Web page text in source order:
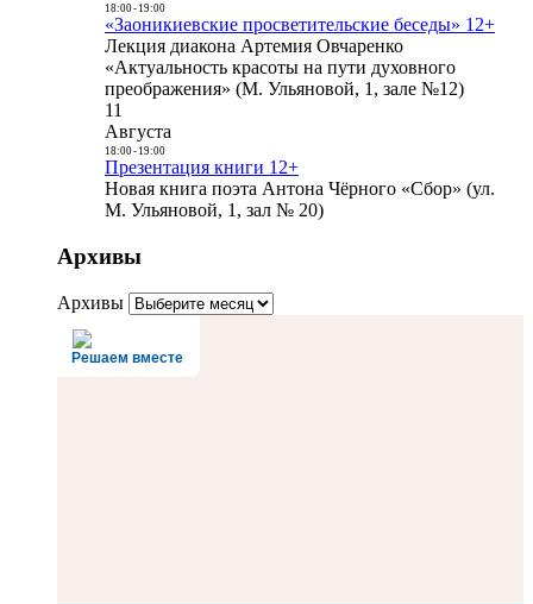
18:00- 19:00
«Заоникиевские просветительские беседы» 12+
Лекция диакона Артемия Овчаренко
«Актуальность красоты на пути духовного
преображения» (М. Ульяновой, 1, зале №12)
11
Августа
18:00- 19:00
Презентация книги 12+
Новая книга поэта Антона Чёрного «Сбор» (ул.
М. Ульяновой, 1, зал № 20)
Архивы
Архивы
Решаем вместе